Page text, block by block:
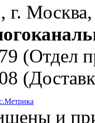
г.
(Отдел
и